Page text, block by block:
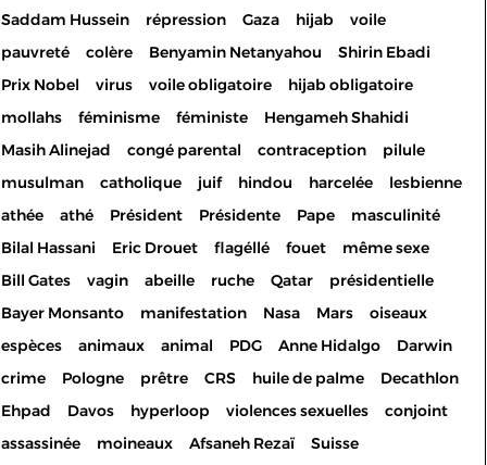
Saddam Hussein
répression Gaza hijab
voile
pauvreté
colère Benyamin Netanyahou
Shirin Ebadi
Prix Nobel
virus voile obligatoire
hijab obligatoire
mollahs
féminisme féministe
Hengameh Shahidi
Masih Alinejad
congé parental contraception
pilule
musulman
catholique juif hindou harcelée
lesbienne
athée
athé Président Présidente Pape
masculinité
Bilal Hassani
Eric Drouet flagéllé fouet
même sexe
Bill Gates
vagin abeille ruche Qatar
présidentielle
Bayer Monsanto
manifestation Nasa Mars
oiseaux
espèces
animaux animal PDG Anne Hidalgo
Darwin
crime
Pologne prêtre CRS huile de palme
Decathlon
Ehpad
Davos hyperloop violences sexuelles
conjoint
assassinée
moineaux Afsaneh Rezaï
Suisse